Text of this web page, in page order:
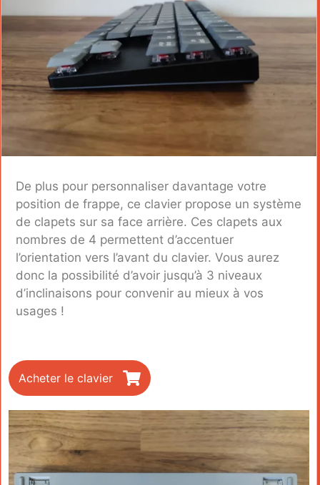
De plus pour personnaliser davantage votre
position de frappe, ce clavier propose un système
de clapets sur sa face arrière. Ces clapets aux
nombres de 4 permettent d’accentuer
l’orientation vers l’avant du clavier. Vous aurez
donc la possibilité d’avoir jusqu’à 3 niveaux
d’inclinaisons pour convenir au mieux à vos
usages !
Acheter le clavier